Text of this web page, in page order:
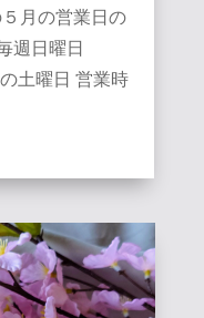
月の営業日の
日曜日
日 営業時